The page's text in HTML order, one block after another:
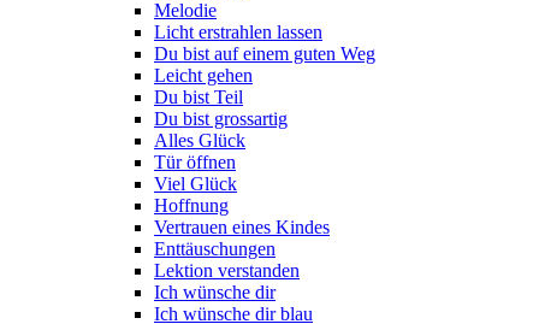
Melodie
Licht erstrahlen lassen
Du bist auf einem guten Weg
Leicht gehen
Du bist Teil
Du bist grossartig
Alles Glück
Tür öffnen
Viel Glück
Hoffnung
Vertrauen eines Kindes
Enttäuschungen
Lektion verstanden
Ich wünsche dir
Ich wünsche dir blau